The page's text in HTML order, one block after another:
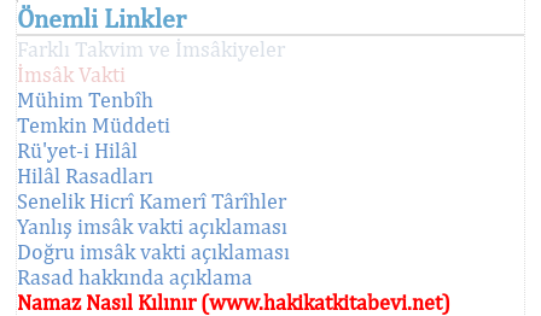
Önemli Linkler
Farklı Takvim ve İmsâkiyeler
İmsâk Vakti
Mühim Tenbîh
Temkin Müddeti
Rü'yet-i Hilâl
Hilâl Rasadları
Senelik Hicrî Kamerî Târîhler
Yanlış imsâk vakti açıklaması
Doğru imsâk vakti açıklaması
Rasad hakkında açıklama
Namaz Nasıl Kılınır (www.hakikatkitabevi.net)